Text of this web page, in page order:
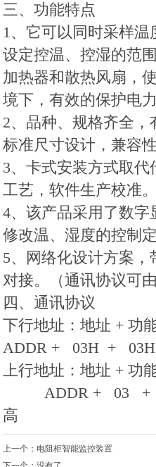
三、功能特点
1、它可以同时采样
设定控温、控湿的范
加热器和散热风扇，
境下，有效的保护电
2、品种、规格齐全
标准尺寸设计，兼容
3、卡式安装方式取
工艺，软件生产校准
4、该产品采用了数
修改温、湿度的控制
5、网络化设计方案
对接。（通讯协议可
四、通讯协议
下行地址：地址 + 功
ADDR + 03H +
上行地址：地址 + 功
ADDR + 03 +
高
上一个： 电阻柜智能监控装置